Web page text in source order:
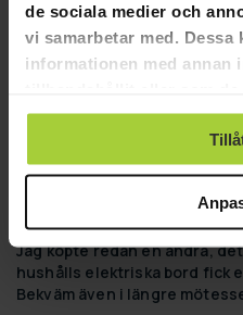
de sociala medier och
vi samarbetar med.
informationen med annan
använt deras tjänster.
Recensioner Frågor
A Anonymous
Utmärkt sadelstol
Jag köpte redan en andra,
hushålls elektriska bord fick
Bekväm även i längre